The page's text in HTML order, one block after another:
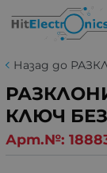
Назад до
КЛЮЧ
Арт.№: